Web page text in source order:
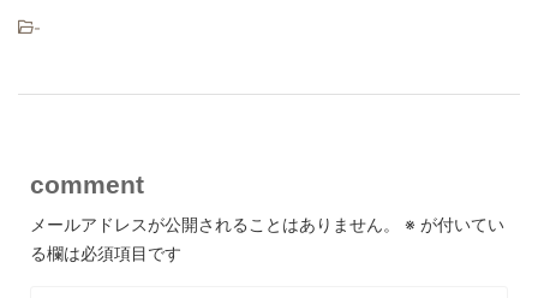
-
comment
メールアドレスが公開されることはありません。 ※ が付いてい
る欄は必須項目です